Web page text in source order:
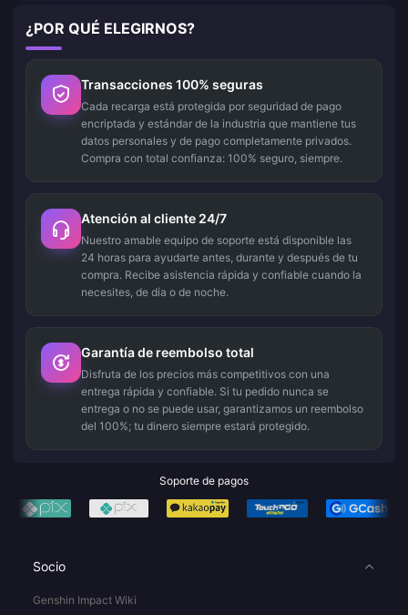
¿POR QUÉ ELEGIRNOS?
Transacciones 100% seguras
Cada recarga está protegida por seguridad de pago
encriptada y estándar de la industria que mantiene tus
datos personales y de pago completamente privados.
Compra con total confianza: 100% seguro, siempre.
Atención al cliente 24/7
Nuestro amable equipo de soporte está disponible las
24 horas para ayudarte antes, durante y después de tu
compra. Recibe asistencia rápida y confiable cuando la
necesites, de día o de noche.
Garantía de reembolso total
Disfruta de los precios más competitivos con una
entrega rápida y confiable. Si tu pedido nunca se
entrega o no se puede usar, garantizamos un reembolso
del 100%; tu dinero siempre estará protegido.
Soporte de pagos
Socio
Genshin Impact Wiki